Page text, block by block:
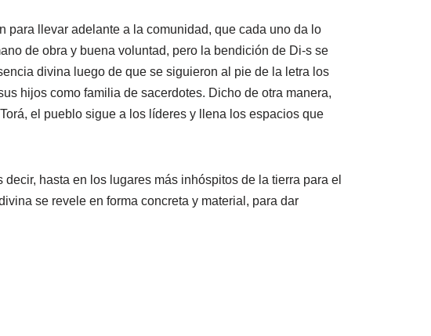
para llevar adelante a la comunidad, que cada uno da lo
de obra y buena voluntad, pero la bendición de Di-s se
divina luego de que se siguieron al pie de la letra los
hijos como familia de sacerdotes. Dicho de otra manera,
el pueblo sigue a los líderes y llena los espacios que
hasta en los lugares más inhóspitos de la tierra para el
se revele en forma concreta y material, para dar